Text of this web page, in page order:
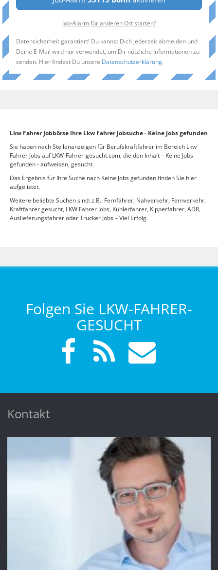
Job-Alarm für anderen Ort starten?
Datensicherheit garantiert! Du kannst Dich jederzeit abmelden und
Deine E-Mail wird nur verwendet, um Dir nützliche Informationen zu
senden. Hier findest Du unsere Datenschutzerklärung.
Lkw Fahrer Jobbörse Ihre Lkw Fahrer Jobsuche - Keine Jobs gefunden
Sie haben nach Stellenanzeigen für Berufskraftfahrer im Bereich Lkw
Fahrer Jobs auf LKW-Fahrer-gesucht.com, die den Inhalt – Keine Jobs
gefunden - aufweisen, gesucht.
Das Ergebnis für Ihre Suche nach Keine Jobs gefunden finden Sie hier
aufgelistet.
Weitere beliebte Suchen sind: z.B.: Fernfahrer, Nahverkehr, Fernverkehr,
Kraftfahrer gesucht, LKW Fahrer Jobs, Kühlerfahrer, Kipperfahrer, ADR,
Auslieferungsfahrer oder Trucker Jobs – Viel Erfolg.
Folgen Sie LKW-FAHRER-
GESUCHT
Kontakt